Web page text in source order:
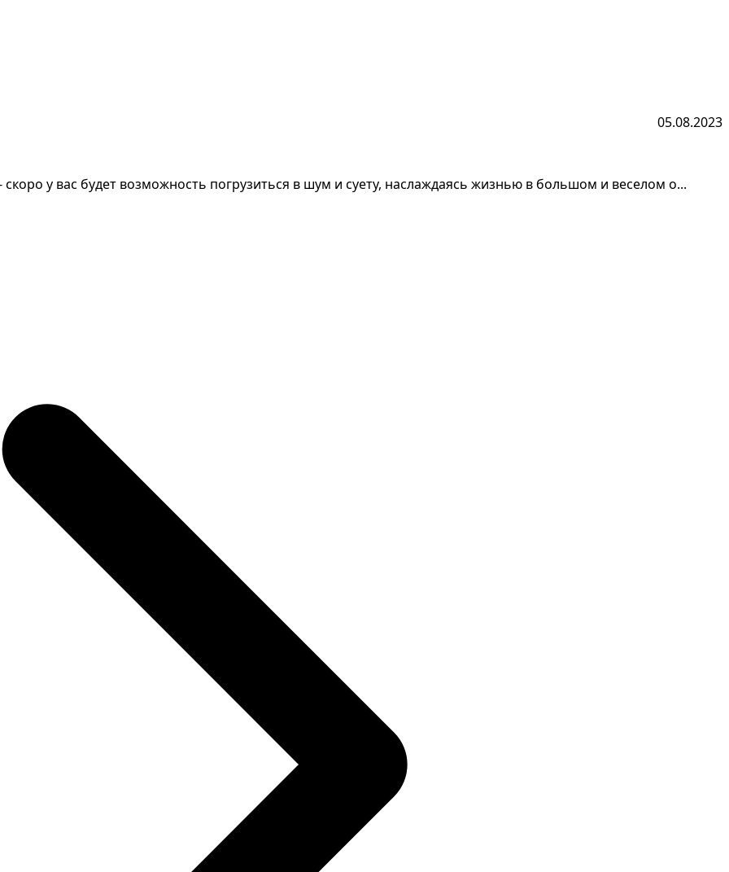
05.08.2023
у вас будет возможность погрузиться в шум и суету, наслаждаясь жизнью в большом и веселом о...